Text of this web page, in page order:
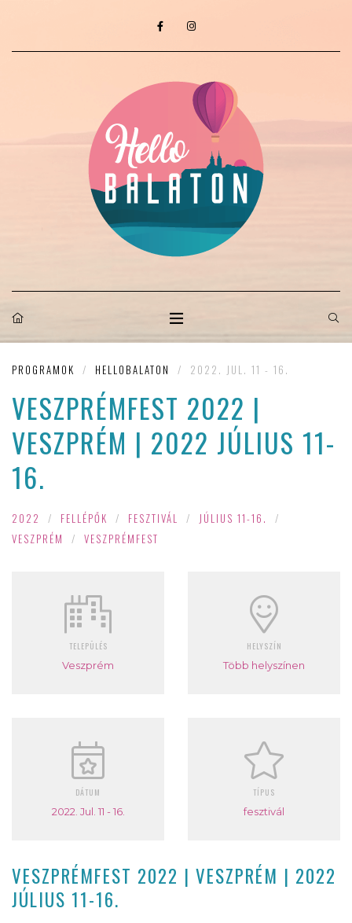
PROGRAMOK / HELLOBALATON / 2022. JUL. 11 - 16.
VESZPRÉMFEST 2022 |
VESZPRÉM | 2022 JÚLIUS 11-
16.
2022 / FELLÉPŐK / FESZTIVÁL / JÚLIUS 11-16.
/
VESZPRÉM
/ VESZPRÉMFEST
TELEPÜLÉS
Veszprém
HELYSZÍN
Több helyszínen
DÁTUM
2022. Jul. 11 - 16.
TÍPUS
fesztivál
VESZPRÉMFEST 2022 | VESZPRÉM | 2022
JÚLIUS 11-16.